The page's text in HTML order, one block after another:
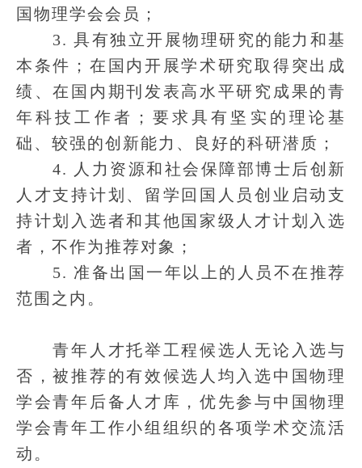
国物理学会会员；
3. 具有独立开展物理研究的能力和基
本条件；在国内开展学术研究取得突出成
绩、在国内期刊发表高水平研究成果的青
年科技工作者；要求具有坚实的理论基
础、较强的创新能力、良好的科研潜质；
4. 人力资源和社会保障部博士后创新
人才支持计划、留学回国人员创业启动支
持计划入选者和其他国家级人才计划入选
者，不作为推荐对象；
5. 准备出国一年以上的人员不在推荐
范围之内。
青年人才托举工程候选人无论入选与
否，被推荐的有效候选人均入选中国物理
学会青年后备人才库，优先参与中国物理
学会青年工作小组组织的各项学术交流活
动。